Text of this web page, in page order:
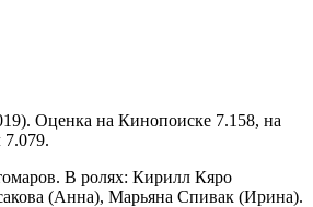
Оценка на Кинопоиске 7.158, на
В ролях: Кирилл Кяро
(Анна), Марьяна Спивак (Ирина).